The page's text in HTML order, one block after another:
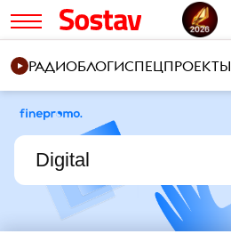
РАДИОБЛОГИСПЕЦПРОЕКТЫ
Digital